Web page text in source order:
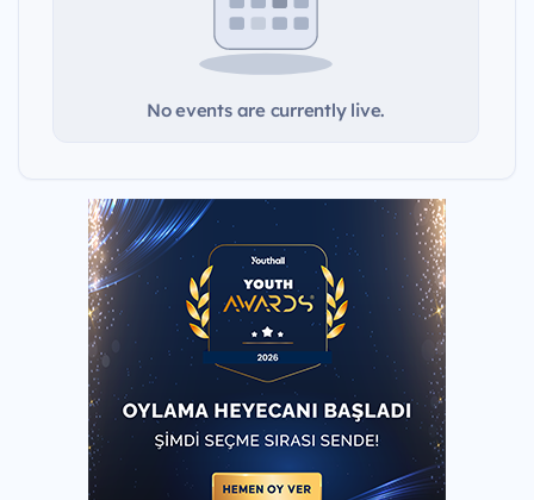
No events are currently live.